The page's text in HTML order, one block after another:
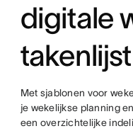
digitale
takenlijst
Met sjablonen voor
je wekelijkse planning
een overzichtelijke